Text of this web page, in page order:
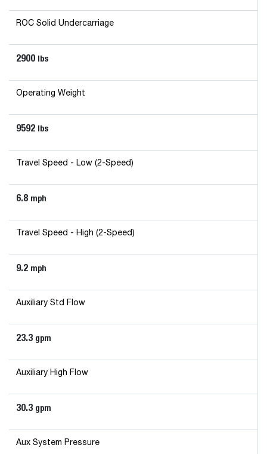
ROC Solid Undercarriage
2900 lbs
Operating Weight
9592 lbs
Travel Speed - Low (2-Speed)
6.8 mph
Travel Speed - High (2-Speed)
9.2 mph
Auxiliary Std Flow
23.3 gpm
Auxiliary High Flow
30.3 gpm
Aux System Pressure